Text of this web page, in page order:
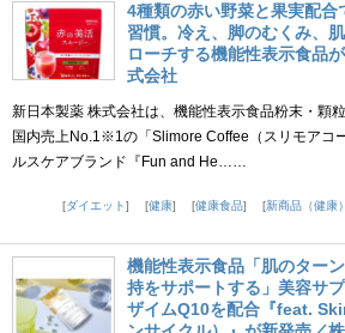
4種類の赤い野菜と果実配合
習慣。冷え、脚のむくみ、
ローチする機能性表示食品
式会社
新日本製薬 株式会社は、機能性表示食品粉末・顆
国内売上No.1※1の「Slimore Coffee（スリモアコ
ルスケアブランド『Fun and He……
ダイエット
健康 健康食品 新商品（健康）
機能性表示食品「肌のター
持をサポートする」美容サ
ザイムQ10を配合『feat.